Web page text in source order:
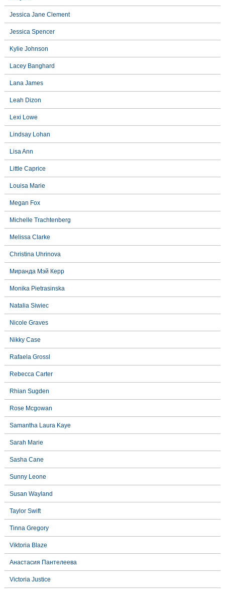
Jessica Jane Clement
Jessica Spencer
Kylie Johnson
Lacey Banghard
Lana James
Leah Dizon
Lexi Lowe
Lindsay Lohan
Lisa Ann
Little Caprice
Louisa Marie
Megan Fox
Michelle Trachtenberg
Melissa Clarke
Christina Uhrinova
Миранда Мэй Керр
Monika Pietrasinska
Natalia Siwiec
Nicole Graves
Nikky Case
Rafaela Grossl
Rebecca Carter
Rhian Sugden
Rose Mcgowan
Samantha Laura Kaye
Sarah Marie
Sasha Cane
Sunny Leone
Susan Wayland
Taylor Swift
Tinna Gregory
Viktoria Blaze
Анастасия Пантелеева
Victoria Justice